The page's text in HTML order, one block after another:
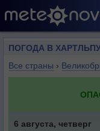
ПОГОДА В
Все страны ›
6 августа, четверг